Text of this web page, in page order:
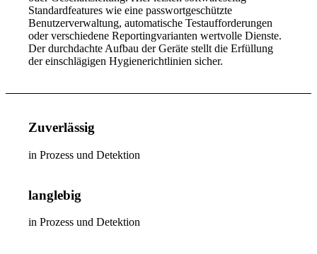
Standardfeatures wie eine passwortgeschützte
Benutzerverwaltung, automatische Testaufforderungen
oder verschiedene Reportingvarianten wertvolle Dienste.
Der durchdachte Aufbau der Geräte stellt die Erfüllung
der einschlägigen Hygienerichtlinien sicher.
Zuverlässig
in Prozess und Detektion
langlebig
in Prozess und Detektion